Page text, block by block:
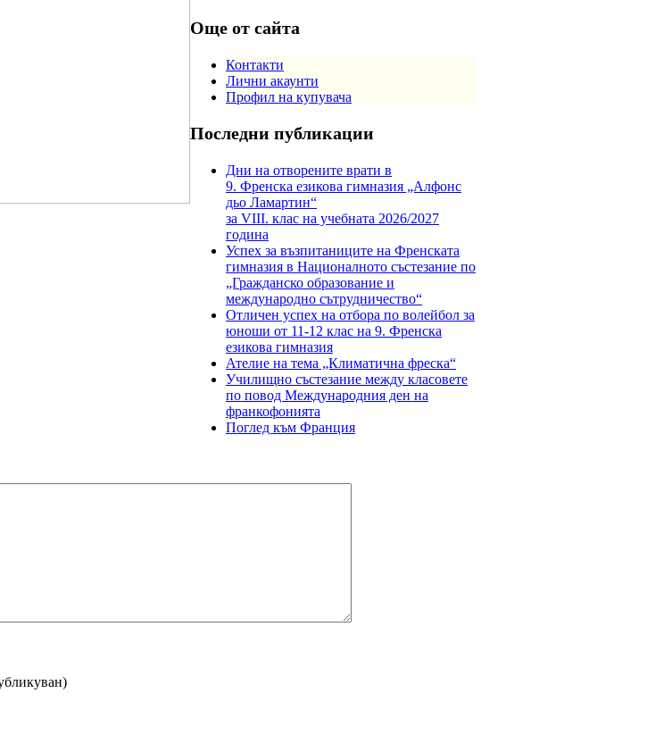
Още от сайта
Контакти
Лични акаунти
Профил на купувача
Последни публикации
Дни на отворените врати в
9. Френска езикова гимназия „Алфонс
дьо Ламартин“
за VIII. клас на учебната 2026/2027
година
Успех за възпитаниците на Френската
гимназия в Националното състезание по
„Гражданско образование и
международно сътрудничество“
Отличен успех на отбора по волейбол за
юноши от 11-12 клас на 9. Френска
езикова гимназия
Ателие на тема „Климатична фреска“
Училищно състезание между класовете
по повод Международния ден на
франкофонията
Поглед към Франция